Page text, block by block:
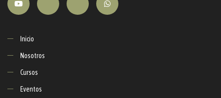
Inicio
Nosotros
Cursos
Eventos